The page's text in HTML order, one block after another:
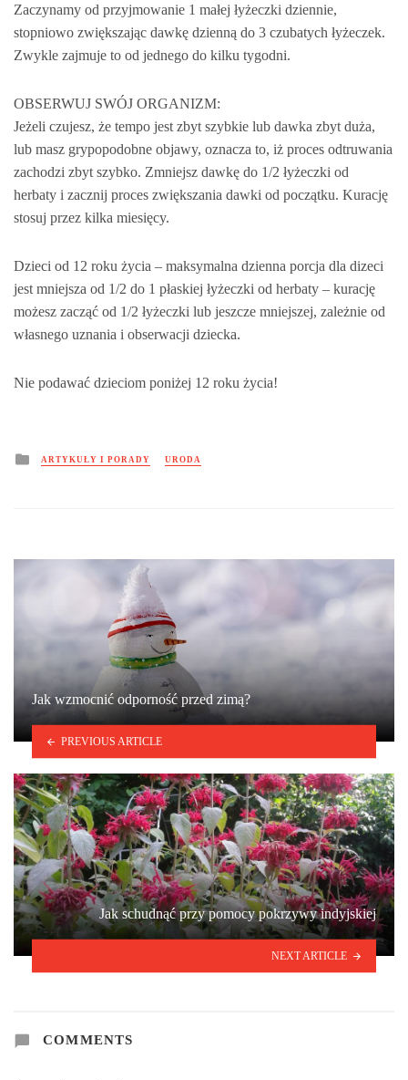
Zaczynamy od przyjmowanie 1 małej łyżeczki dziennie,
stopniowo zwiększając dawkę dzienną do 3 czubatych łyżeczek.
Zwykle zajmuje to od jednego do kilku tygodni.
OBSERWUJ SWÓJ ORGANIZM:
Jeżeli czujesz, że tempo jest zbyt szybkie lub dawka zbyt duża,
lub masz grypopodobne objawy, oznacza to, iż proces odtruwania
zachodzi zbyt szybko. Zmniejsz dawkę do 1/2 łyżeczki od
herbaty i zacznij proces zwiększania dawki od początku. Kurację
stosuj przez kilka miesięcy.
Dzieci od 12 roku życia – maksymalna dzienna porcja dla dizeci
jest mniejsza od 1/2 do 1 płaskiej łyżeczki od herbaty – kurację
możesz zacząć od 1/2 łyżeczki lub jeszcze mniejszej, zależnie od
własnego uznania i obserwacji dziecka.
Nie podawać dzieciom poniżej 12 roku życia!
Posted
ARTYKUŁY I PORADY URODA
Jak wzmocnić odporność przed zimą?
PREVIOUS ARTICLE
Jak schudnąć przy pomocy pokrzywy indyjskiej
NEXT ARTICLE
COMMENTS